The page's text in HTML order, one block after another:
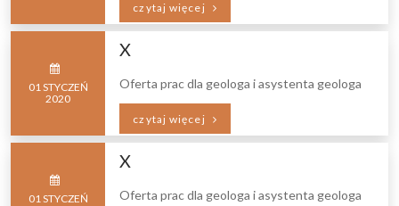
czytaj więcej
01STYCZEŃ
2020
X
Oferta prac dla geologa i asystenta geologa
czytaj więcej
01STYCZEŃ
X
Oferta prac dla geologa i asystenta geologa